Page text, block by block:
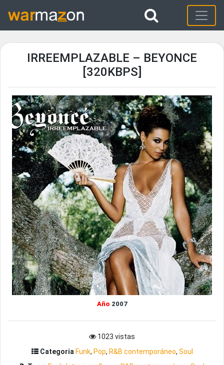
IRREEMPLAZABLE – BEYONCE
[320KBPS]
Año 2007
1023 vistas
Categoria Funk, Pop, R&B contemporáneo, Soul